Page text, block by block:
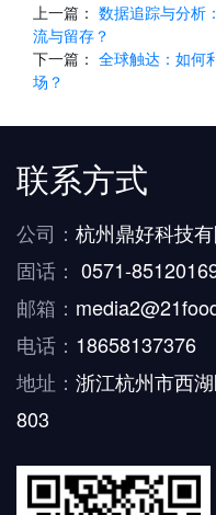
上一篇： 数据追踪与分析
流与留存？
下一篇： 全球触达：如何
场？
联系方式
公司： 杭州鼎好科技
固话： 0571-
邮箱：
电话： 18658137376
地址： 浙江杭州市西
803